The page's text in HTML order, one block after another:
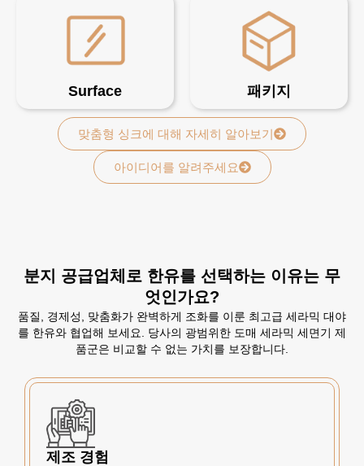
Surface 패키지
맞춤형 싱크에 대해 자세히 알아보기
아이디어를 알려주세요
분지 공급업체로 한유를 선택하는 이유는 무
엇인가요?
품질, 경제성, 맞춤화가 완벽하게 조화를 이룬 최고급 세라믹 대야
를 한유와 협업해 보세요. 당사의 광범위한 도매 세라믹 세면기 제
품군은 비교할 수 없는 가치를 보장합니다.
제조 경험